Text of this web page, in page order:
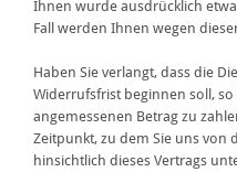
Ihnen wurde ausdrücklich
Fall werden Ihnen wegen
Haben Sie verlangt, dass die
Widerrufsfrist beginnen soll,
angemessenen Betrag zu
Zeitpunkt, zu dem Sie uns von
hinsichtlich dieses Vertrags